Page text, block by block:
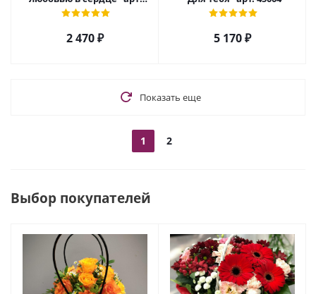
7056
2 470₽ 5 170₽
Показать еще
1 2
Выбор покупателей